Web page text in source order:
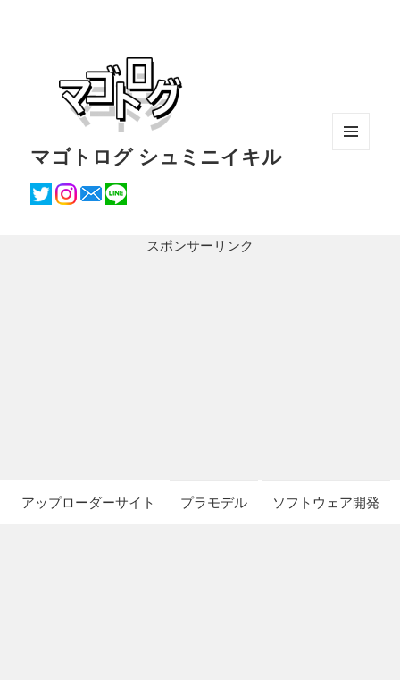
マゴトログ シュミニイキル
スポンサーリンク
アップローダーサイト プラモデル ソフトウェア開発